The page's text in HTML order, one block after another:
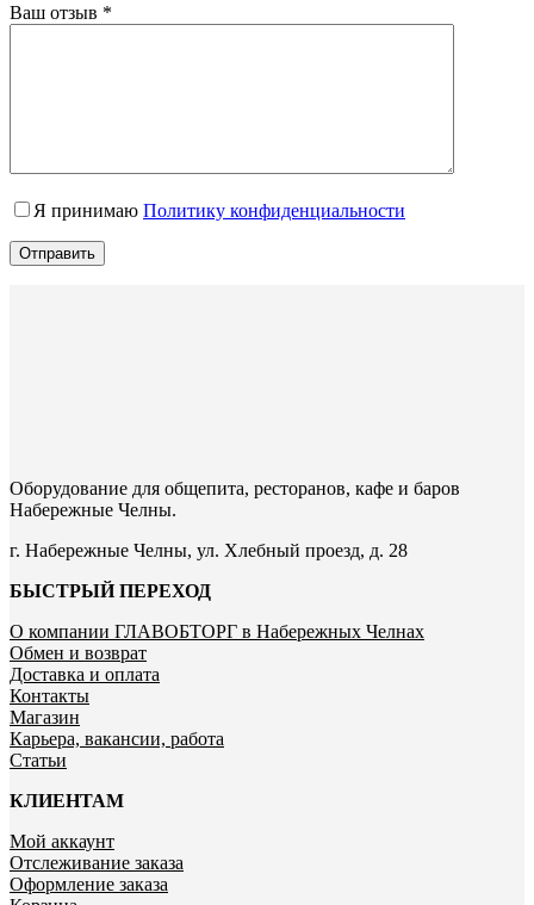
Ваш отзыв *
Я принимаю Политику конфиденциальности
Отправить
Оборудование для общепита, ресторанов, кафе и баров
Набережные Челны.
г. Набережные Челны, ул. Хлебный проезд, д. 28
БЫСТРЫЙ ПЕРЕХОД
О компании ГЛАВОБТОРГ в Набережных Челнах
Обмен и возврат
Доставка и оплата
Контакты
Магазин
Карьера, вакансии, работа
Статьи
КЛИЕНТАМ
Мой аккаунт
Отслеживание заказа
Оформление заказа